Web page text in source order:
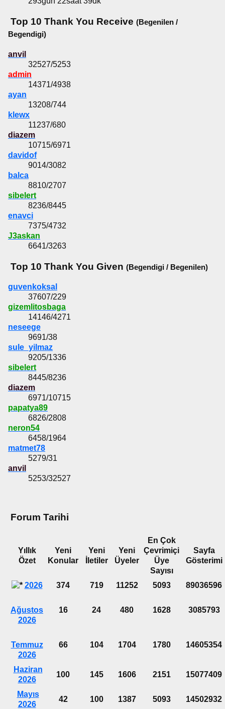
Top 10 Thank You Receive (Begenilen /
Begendigi)
anvil
32527/5253
admin
14371/4938
ayan
13208/744
klewx
11237/680
diazem
10715/6971
davidof
9014/3082
balca
8810/2707
sibelert
8236/8445
enavci
7375/4732
J3askan
6641/3263
Top 10 Thank You Given (Begendigi / Begenilen)
guvenkoksal
37607/229
gizemlitosbaga
14146/4271
neseege
9691/38
sule_yilmaz
9205/1336
sibelert
8445/8236
diazem
6971/10715
papatya89
6826/2808
neron54
6458/1964
matmet78
5279/31
anvil
5253/32527
Forum Tarihi
Yıllık
Özet
Yeni
Konular
Yeni
İletiler
Yeni
Üyeler
En Çok
Çevrimiçi
Üye
Sayısı
Sayfa
Gösterimi
2026 374 719 11252 5093 89036596
Ağustos
2026
16 24 480 1628 3085793
Temmuz
2026
66 104 1704 1780 14605354
Haziran
2026
100 145 1606 2151 15077409
Mayıs
2026
42 100 1387 5093 14502932